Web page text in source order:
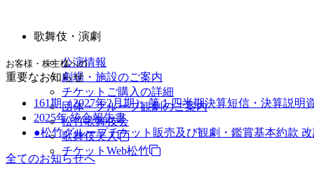
歌舞伎・演劇
公演情報
劇場・施設のご案内
チケットご購入の詳細
団体・グループ観劇のご案内
松竹歌舞伎会
歌舞伎美人
チケットWeb松竹
お客様・株主様への
重要なお知らせ
161期（2027年2月期） 第１四半期決算短信・決算説明
2025年 統合報告書
●松竹グループチケット販売及び観劇・鑑賞基本約款
全てのお知らせへ